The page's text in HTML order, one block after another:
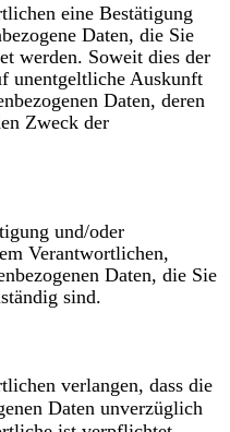
eine Bestätigung
Daten, die Sie
werden. Soweit dies der
unentgeltliche Auskunft
Daten, deren
Zweck der
und/oder
Verantwortlichen,
Daten, die Sie
sind.
verlangen, dass die
Daten unverzüglich